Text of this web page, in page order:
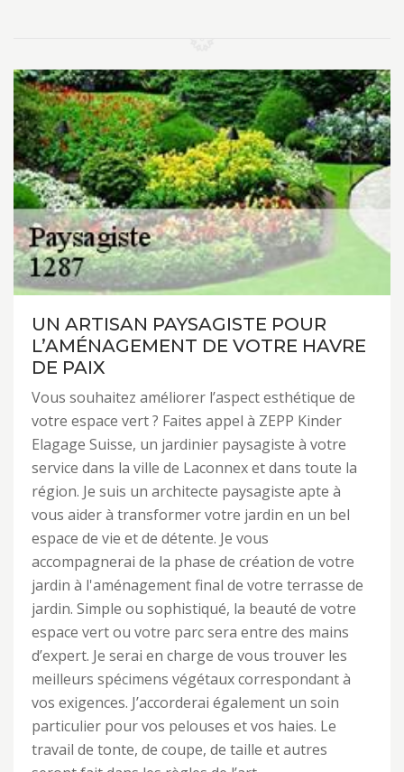
UN ARTISAN PAYSAGISTE POUR
L’AMÉNAGEMENT DE VOTRE HAVRE
DE PAIX
Vous souhaitez améliorer l’aspect esthétique de
votre espace vert ? Faites appel à ZEPP Kinder
Elagage Suisse, un jardinier paysagiste à votre
service dans la ville de Laconnex et dans toute la
région. Je suis un architecte paysagiste apte à
vous aider à transformer votre jardin en un bel
espace de vie et de détente. Je vous
accompagnerai de la phase de création de votre
jardin à l'aménagement final de votre terrasse de
jardin. Simple ou sophistiqué, la beauté de votre
espace vert ou votre parc sera entre des mains
d’expert. Je serai en charge de vous trouver les
meilleurs spécimens végétaux correspondant à
vos exigences. J’accorderai également un soin
particulier pour vos pelouses et vos haies. Le
travail de tonte, de coupe, de taille et autres